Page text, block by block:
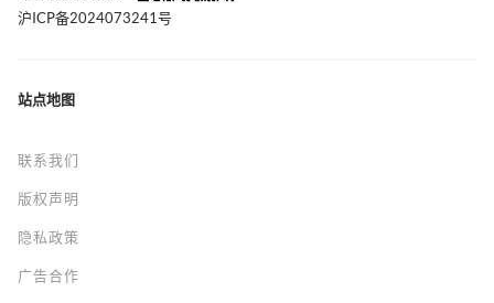
沪ICP备2024073241号
站点地图
联系我们
版权声明
隐私政策
广告合作